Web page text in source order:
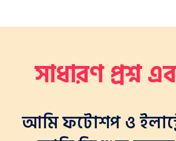
সাধারণ প্রশ্ন
আমি ফটোশপ ও